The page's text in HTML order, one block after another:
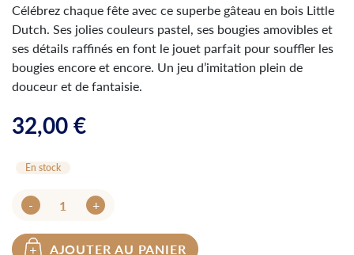
Célébrez chaque fête avec ce superbe gâteau en bois Little
Dutch. Ses jolies couleurs pastel, ses bougies amovibles et
ses détails raffinés en font le jouet parfait pour souffler les
bougies encore et encore. Un jeu d’imitation plein de
douceur et de fantaisie.
32,00 €
En stock
- +
AJOUTER AU PANIER